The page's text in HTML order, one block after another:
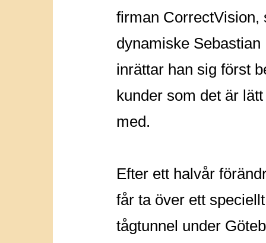
firman CorrectVision,
dynamiske Sebastian
inrättar han sig först
kunder som det är
med.
Efter ett halvår
får ta över ett
tågtunnel under